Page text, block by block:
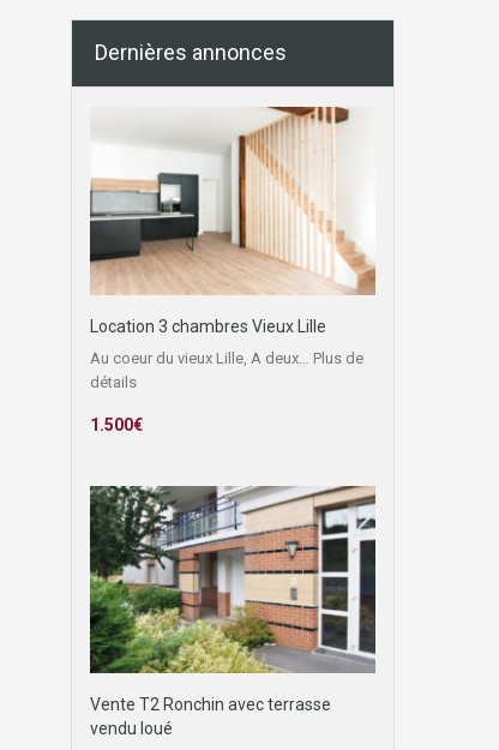
Dernières annonces
Location 3 chambres Vieux Lille
Au coeur du vieux Lille, A deux… Plus de
détails
1.500€
Vente T2 Ronchin avec terrasse
vendu loué